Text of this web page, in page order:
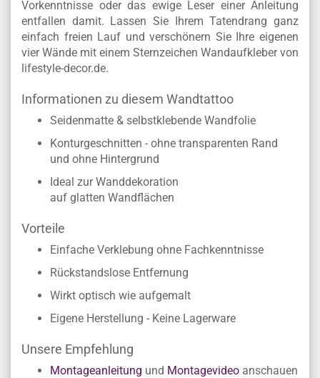
Vorkenntnisse oder das ewige Leser einer Anleitung
entfallen damit. Lassen Sie Ihrem Tatendrang ganz
einfach freien Lauf und verschönern Sie Ihre eigenen
vier Wände mit einem Sternzeichen Wandaufkleber von
lifestyle-decor.de.
Informationen zu diesem Wandtattoo
Seidenmatte & selbstklebende Wandfolie
Konturgeschnitten - ohne transparenten Rand
und ohne Hintergrund
Ideal zur Wanddekoration
auf glatten Wandflächen
Vorteile
Einfache Verklebung ohne Fachkenntnisse
Rückstandslose Entfernung
Wirkt optisch wie aufgemalt
Eigene Herstellung - Keine Lagerware
Unsere Empfehlung
Montageanleitung und Montagevideo anschauen